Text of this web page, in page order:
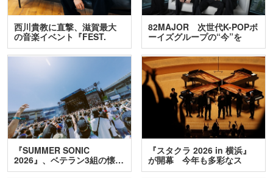
西川貴教に直撃、滋賀最大
の音楽イベント『FEST.
INA…
82MAJOR 次世代K-POPボ
ーイズグループの“今”を
訊…
『SUMMER SONIC
2026』、ベテラン3組の懐…
『スタクラ 2026 in 横浜』
が開幕 今年も多彩なス
テ…